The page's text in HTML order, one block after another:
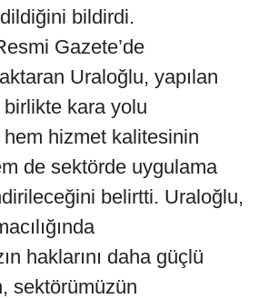
bildirdi.
Gazete’de
aktaran Uraloğlu, yapılan
kara yolu
hem hizmet kalitesinin
de sektörde uygulama
belirtti. Uraloğlu,
haklarını daha güçlü
sektörümüzün